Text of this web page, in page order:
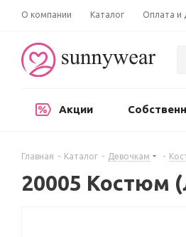
О компании Каталог Оплата и
Акции
Главная - Каталог - Девочкам -
20005 Костюм